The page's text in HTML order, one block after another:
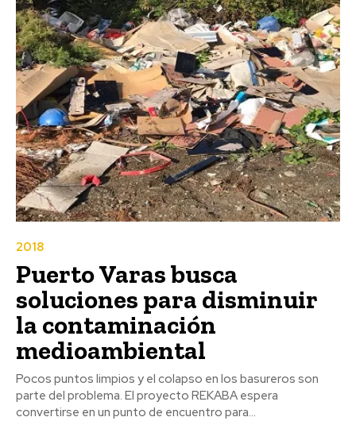
2018
Puerto Varas busca
soluciones para disminuir
la contaminación
medioambiental
Pocos puntos limpios y el colapso en los basureros son
parte del problema. El proyecto REKABA espera
convertirse en un punto de encuentro para...